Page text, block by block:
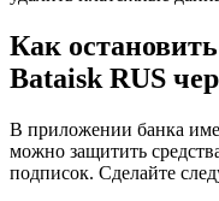
Как
Bataisk RUS
В приложении банка
можно защитить
подписок. Сделайте